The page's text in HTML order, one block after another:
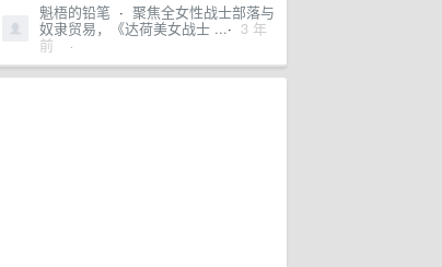
魁梧的铅笔 · 聚焦全女性战士部落与
奴隶贸易，《达荷美女战士 ...· 3 年
前 ·